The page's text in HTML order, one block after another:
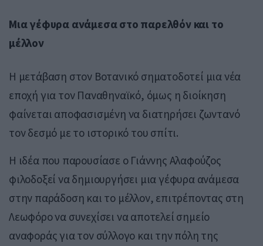
Μια γέφυρα ανάμεσα στο παρελθόν και το
μέλλον
Η μετάβαση στον Βοτανικό σηματοδοτεί μια νέα
εποχή για τον Παναθηναϊκό, όμως η διοίκηση
φαίνεται αποφασισμένη να διατηρήσει ζωντανό
τον δεσμό με το ιστορικό του σπίτι.
Η ιδέα που παρουσίασε ο Γιάννης Αλαφούζος
φιλοδοξεί να δημιουργήσει μια γέφυρα ανάμεσα
στην παράδοση και το μέλλον, επιτρέποντας στη
Λεωφόρο να συνεχίσει να αποτελεί σημείο
αναφοράς για τον σύλλογο και την πόλη της